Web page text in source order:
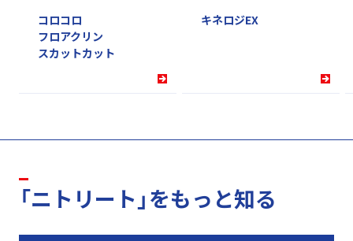
コロコロ
フロアクリン
スカットカット
キネロジEX
「ニトリート」をもっと知る